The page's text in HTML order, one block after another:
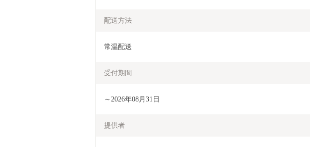
配送方法
常温配送
受付期間
～2026年08月31日
提供者